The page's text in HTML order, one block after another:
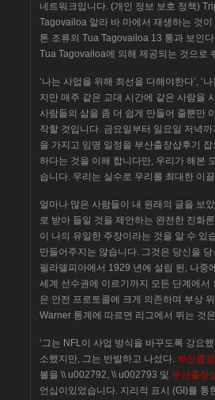
네트워크입니다. (개인 정보 보호 정책)
Tagovailoa 알라 바 마에서 재생하는 것
톤 조류의 Tua Tagovailoa 13 통과 보인
Tua Tagovailoa에 의해 제공되는 것으로
‘나는 사업을 위해 최선을 다해야한다’, ‘
지만 매주 같은 교대 시간에 같은 사람을
사람들의 삶을 좀 더 쉽게 만들어 줄뿐만
작할 것입니다. 금요일부터 일요일 저녁
을 가지고 임명 일정을 부산출장샵후기
하다는 것을 이해 합니다만, 우리가 해본
습니다. 우리는 실수로 우리를 최대한 이
얼마나 많은 사람들이 내 원래의 글을 보
로 받아 들일 것을 제안하는 완전한 진화
이 나의 유일한 주장이라는 것을 알 수 있
만들어주지는 않습니다. 그것은 당신을
필라델피아에서 1929 년에 설립 된, 나중
세계 선수권에 이르기까지 모든 단계에서
은 안전 프로토콜에 크게 의존하며 부상
Warner 통계에 따르면 리그에서 뛰는 것
‘그는 NFL이 사업 방식을 바꾸도록 강요
소했지만, 그는 반발하고 나섰다. 부산콜
볼을 \\ u002792, \\ u002793 및 부산출장
언십이있었습니다. 지리적 표시 (GI)를 통